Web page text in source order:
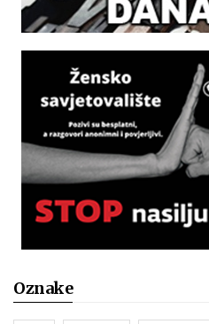
Oznake